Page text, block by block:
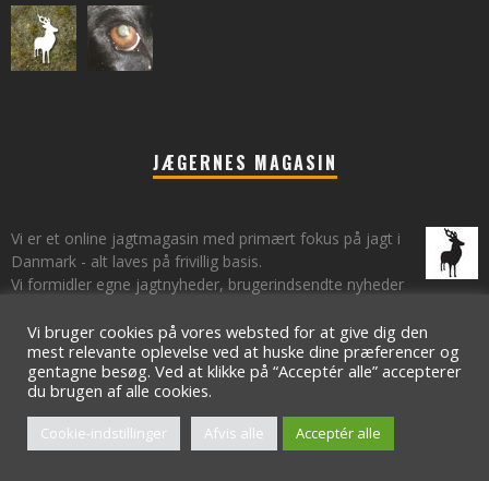
JÆGERNES MAGASIN
Vi er et online jagtmagasin med primært fokus på jagt i
Danmark - alt laves på frivillig basis.
Vi formidler egne jagtnyheder, brugerindsendte nyheder
om jagt.
Om Kontakt os Nyhedsbrev
Vi bruger cookies på vores websted for at give dig den
mest relevante oplevelse ved at huske dine præferencer og
gentagne besøg. Ved at klikke på “Acceptér alle” accepterer
du brugen af ​​alle cookies.
Cookie-indstillinger Afvis alle Acceptér alle